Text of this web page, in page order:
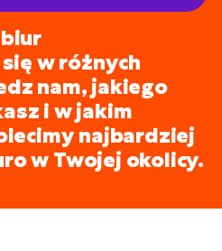
w różnych
nam, jakiego
i w jakim
najbardziej
w Twojej okolicy.